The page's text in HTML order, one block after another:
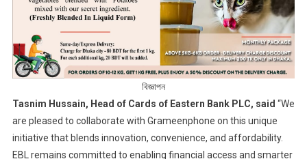
বিজ্ঞাপন
Tasnim Hussain, Head of Cards of Eastern Bank PLC, said “We
are pleased to collaborate with Grameenphone on this unique
initiative that blends innovation, convenience, and affordability.
EBL remains committed to enabling financial access and smarter